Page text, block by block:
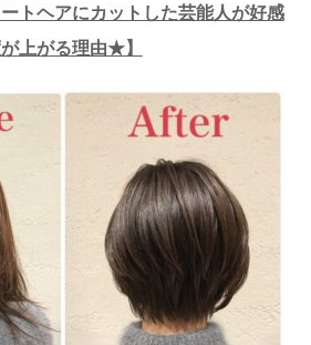
ートヘアにカットした芸能人が好感
上がる理由★】